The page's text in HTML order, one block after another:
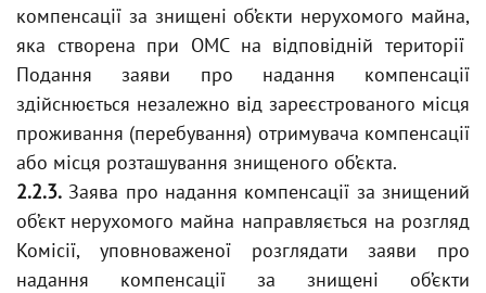
компенсації за знищені об’єкти нерухомого майна,
яка створена при ОМС на відповідній території
Подання заяви про надання компенсації
здійснюється незалежно від зареєстрованого місця
проживання (перебування) отримувача компенсації
або місця розташування знищеного об’єкта.
2.2.3. Заява про надання компенсації за знищений
об’єкт нерухомого майна направляється на розгляд
Комісії, уповноваженої розглядати заяви про
надання компенсації за знищені об’єкти